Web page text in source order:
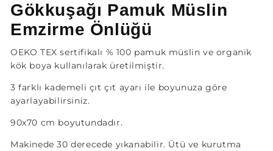
Gökkuşağı Pamuk Müslin
Emzirme Önlüğü
OEKO TEX sertifikalı % 100 pamuk müslin ve organik
kök boya kullanılarak üretilmiştir.
3 farklı kademeli çıt çıt ayarı ile boyunuza göre
ayarlayabilirsiniz.
90x70 cm boyutundadır.
Makinede 30 derecede yıkanabilir. Ütü ve kurutma